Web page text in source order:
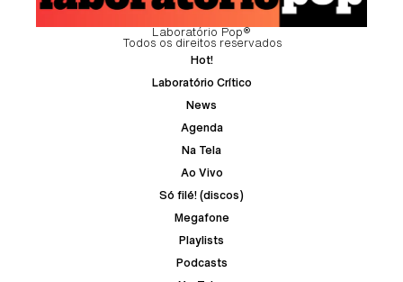
Laboratório Pop®
Todos os direitos reservados
Hot!
Laboratório Crítico
News
Agenda
Na Tela
Ao Vivo
Só filé! (discos)
Megafone
Playlists
Podcasts